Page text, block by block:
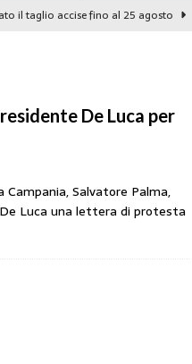
il taglio accise fino al 25 agosto
i gestori: intesa triennale firmata con
“I gestori non decidono i
è libero: i controlli non diventino
più che raddoppiati mentre
il decreto: sconto di 17
De Luca per
Campania, Salvatore Palma,
Luca una lettera di protesta